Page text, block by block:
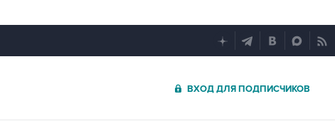
ВХОД ДЛЯ ПОДПИСЧИКОВ